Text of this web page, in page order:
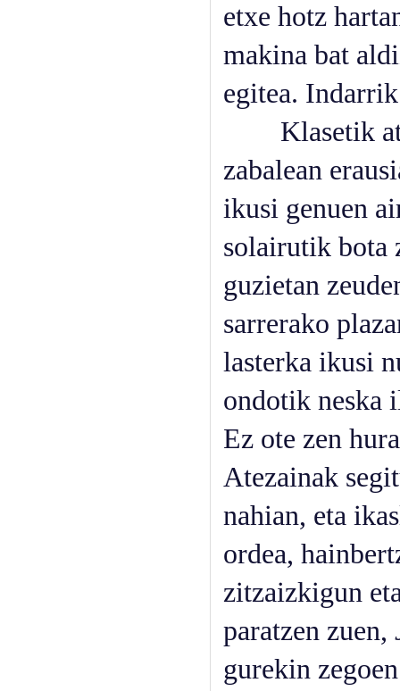
etxe hotz
makina bat
egitea.
Klasetik
zabalean
ikusi genuen
solairutik bota
guzietan
sarrerako
lasterka ikusi
ondotik neska
Ez ote zen
Atezainak
nahian, eta
ordea,
zitzaizkigun
paratzen zuen,
gurekin